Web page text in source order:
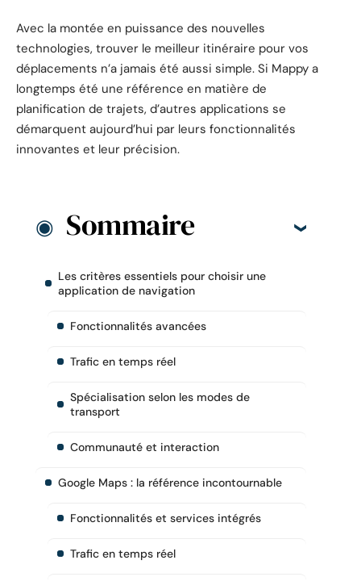
Avec la montée en puissance des nouvelles
technologies, trouver le meilleur itinéraire pour vos
déplacements n’a jamais été aussi simple. Si Mappy a
longtemps été une référence en matière de
planification de trajets, d’autres applications se
démarquent aujourd’hui par leurs fonctionnalités
innovantes et leur précision.
Sommaire
Les critères essentiels pour choisir une
application de navigation
Fonctionnalités avancées
Trafic en temps réel
Spécialisation selon les modes de
transport
Communauté et interaction
Google Maps : la référence incontournable
Fonctionnalités et services intégrés
Trafic en temps réel